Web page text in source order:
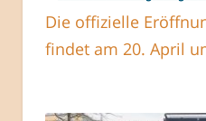
Die offizielle
findet am 20. April